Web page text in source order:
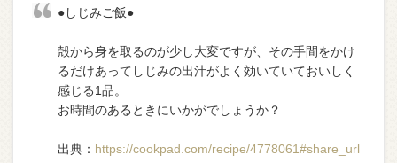
●しじみご飯●
殻から身を取るのが少し大変ですが、その手間をかけ
るだけあってしじみの出汁がよく効いていておいしく
感じる1品。
お時間のあるときにいかがでしょうか？
出典： https://cookpad.com/recipe/4778061#share_url